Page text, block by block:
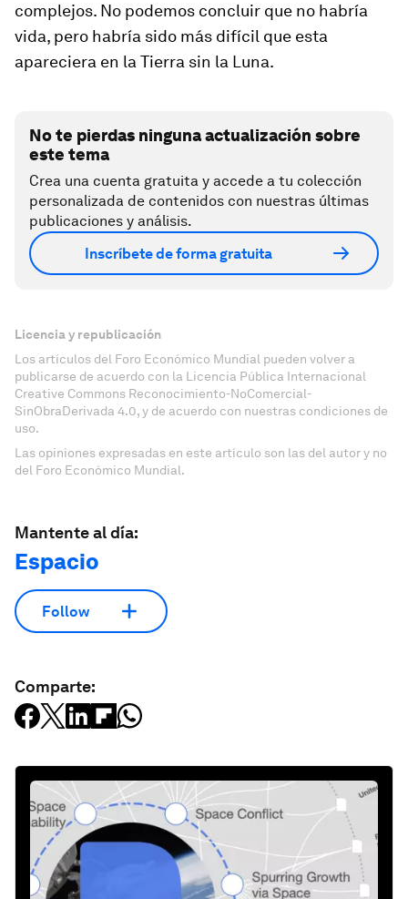
complejos. No podemos concluir que no habría
vida, pero habría sido más difícil que esta
apareciera en la Tierra sin la Luna.
No te pierdas ninguna actualización sobre
este tema
Crea una cuenta gratuita y accede a tu colección
personalizada de contenidos con nuestras últimas
publicaciones y análisis.
Inscríbete de forma gratuita
Licencia y republicación
Los artículos del Foro Económico Mundial pueden volver a
publicarse de acuerdo con la Licencia Pública Internacional
Creative Commons Reconocimiento-NoComercial-
SinObraDerivada 4.0, y de acuerdo con nuestras condiciones de
uso.
Las opiniones expresadas en este artículo son las del autor y no
del Foro Económico Mundial.
Mantente al día:
Espacio
Follow
Comparte: